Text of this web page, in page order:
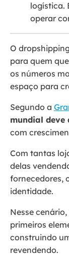
logística.
operar
O
para quem
os números
espaço para
Segundo a
mundial deve
com
Com tantas
delas
fornecedores,
identidade.
Nesse
primeiros
construindo
revendendo.